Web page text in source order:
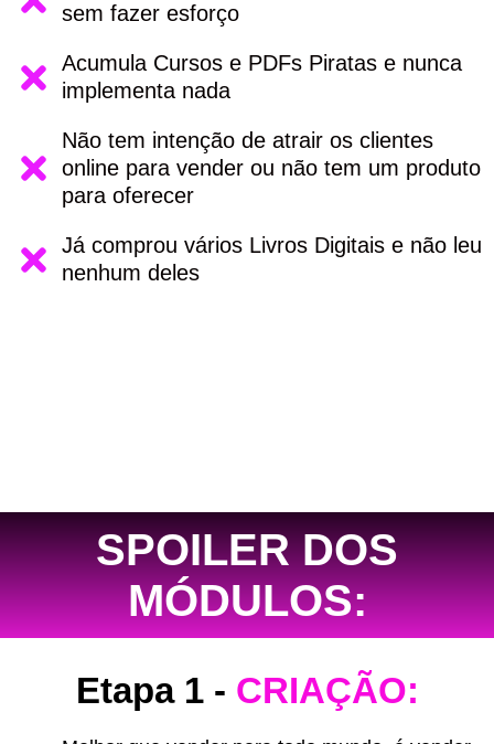
sem fazer esforço
Acumula Cursos e PDFs Piratas e nunca
implementa nada
Não tem intenção de atrair os clientes
online para vender ou não tem um produto
para oferecer
Já comprou vários Livros Digitais e não leu
nenhum deles
SPOILER DOS
MÓDULOS:
Etapa 1 - CRIAÇÃO: